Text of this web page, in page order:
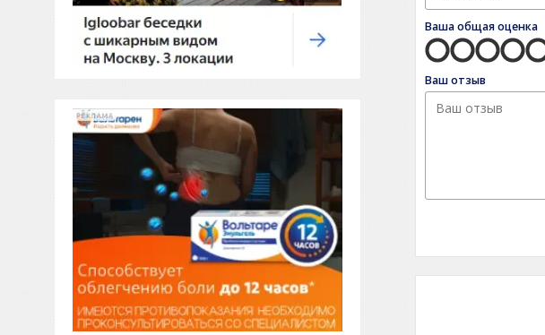
Ваша общая оценка
Ваш отзыв